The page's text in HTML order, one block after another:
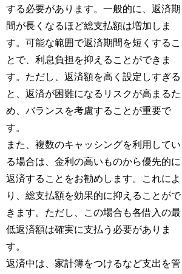
する必要があります。一般的に、返済期
間が長くなるほど総支払額は増加しま
す。可能な範囲で返済期間を短くするこ
とで、利息負担を抑えることができま
す。ただし、返済額を高く設定しすぎる
と、返済が困難になるリスクが高まるた
め、バランスを考慮することが重要で
す。
また、複数のキャッシングを利用してい
る場合は、金利の高いものから優先的に
返済することをお勧めします。これによ
り、総支払額を効果的に抑えることがで
きます。ただし、この場合も各借入の最
低返済額は確実に支払う必要がありま
す。
返済中は、家計簿をつけるなど支出を管